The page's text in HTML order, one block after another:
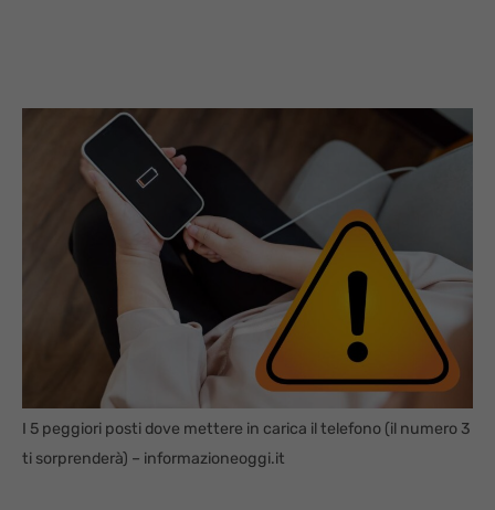
I 5 peggiori posti dove mettere in carica il telefono (il numero 3
ti sorprenderà) – informazioneoggi.it